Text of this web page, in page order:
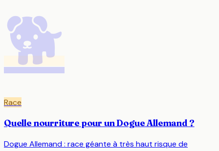
🐕
Race
Quelle nourriture pour un Dogue Allemand ?
Dogue Allemand : race géante à très haut risque de